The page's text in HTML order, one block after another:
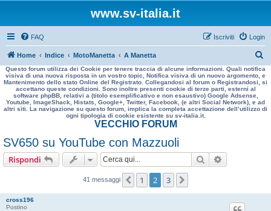
www.sv-italia.it
FAQ Login
Iscriviti
Home Indice MotoManetta A Manetta
e
r
a
Questo forum utilizza dei Cookie per tenere traccia di alcune informazioni. Quali notifica
visiva di una nuova risposta in un vostro topic, Notifica visiva di un nuovo argomento, e
Mantenimento dello stato Online del Registrato. Collegandosi al forum o Registrandosi, si
accettano queste condizioni. Sono inoltre presenti cookie di terze parti, esterni al
software phpBB, relativi a (titolo esemplificativo e non esaustivo) Google Adsense,
Youtube, ImageShack, Histats, Google+, Twitter, Facebook, (e altri Social Network), e ad
altri siti. La navigazione su questo forum, implica la completa accettazione dell’utilizzo di
ogni tipologia di cookie esistente su sv-italia.it.
VECCHIO FORUM
SV650 su YouTube con Mazzuoli
Rispondi Cerca
41 messaggi Precedente
1 2 3
cross196
Postino